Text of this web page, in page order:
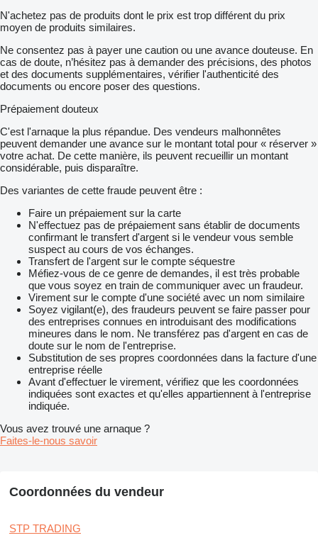
N'achetez pas de produits dont le prix est trop différent du prix
moyen de produits similaires.
Ne consentez pas à payer une caution ou une avance douteuse. En
cas de doute, n’hésitez pas à demander des précisions, des photos
et des documents supplémentaires, vérifier l'authenticité des
documents ou encore poser des questions.
Prépaiement douteux
C'est l'arnaque la plus répandue. Des vendeurs malhonnêtes
peuvent demander une avance sur le montant total pour « réserver »
votre achat. De cette manière, ils peuvent recueillir un montant
considérable, puis disparaître.
Des variantes de cette fraude peuvent être :
Faire un prépaiement sur la carte
N'effectuez pas de prépaiement sans établir de documents
confirmant le transfert d'argent si le vendeur vous semble
suspect au cours de vos échanges.
Transfert de l'argent sur le compte séquestre
Méfiez-vous de ce genre de demandes, il est très probable
que vous soyez en train de communiquer avec un fraudeur.
Virement sur le compte d'une société avec un nom similaire
Soyez vigilant(e), des fraudeurs peuvent se faire passer pour
des entreprises connues en introduisant des modifications
mineures dans le nom. Ne transférez pas d'argent en cas de
doute sur le nom de l'entreprise.
Substitution de ses propres coordonnées dans la facture d'une
entreprise réelle
Avant d'effectuer le virement, vérifiez que les coordonnées
indiquées sont exactes et qu'elles appartiennent à l'entreprise
indiquée.
Vous avez trouvé une arnaque ?
Faites-le-nous savoir
Coordonnées du vendeur
STP TRADING